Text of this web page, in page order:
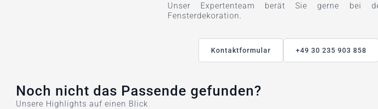
Unser Expertenteam berät Sie gerne bei
Fensterdekoration.
Kontaktformular +49 30 235 903 858
Noch nicht das Passende gefunden?
Unsere Highlights auf einen Blick